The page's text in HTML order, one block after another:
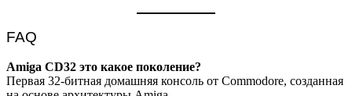
FAQ
Amiga CD32 это какое поколение?
Первая 32-битная домашняя консоль от Commodore, созданная